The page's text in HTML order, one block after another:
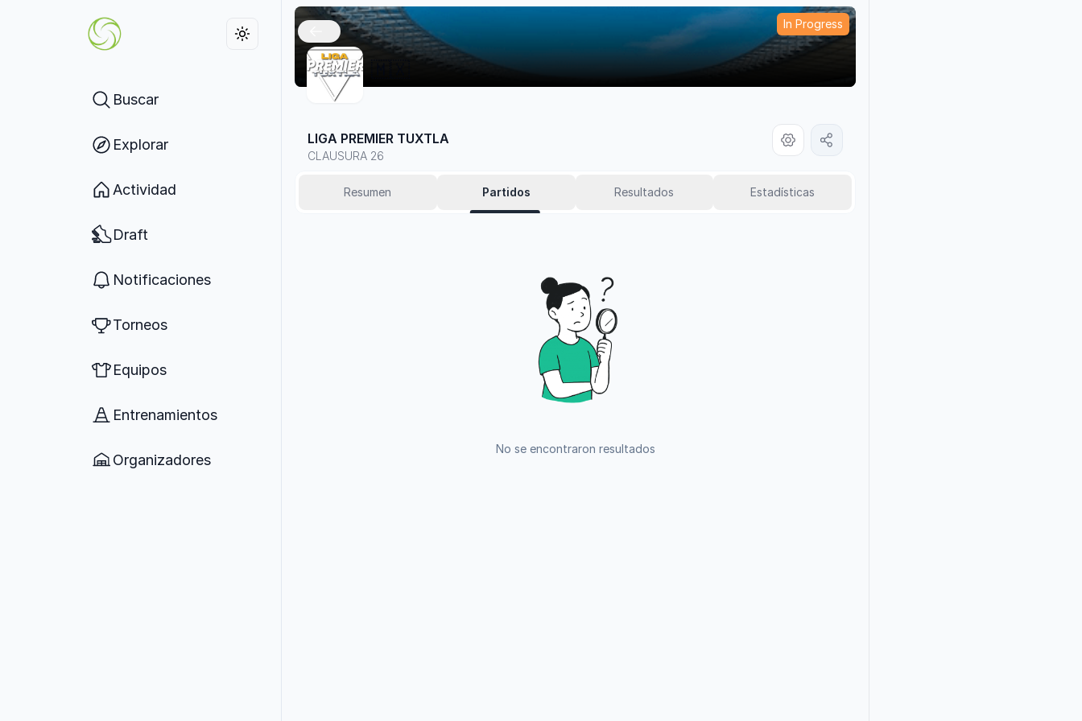
Buscar
Explorar
Actividad
Draft
Notificaciones
Torneos
Equipos
Entrenamientos
Organizadores
In Progress
LIGA PREMIER TUXTLA
CLAUSURA 26
Resumen Partidos Resultados Estadísticas
No se encontraron resultados